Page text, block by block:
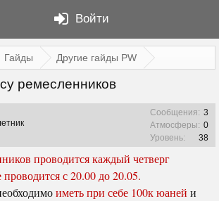
Войти
Гайды Другие гайды PW
ремесленников
Сообщения: 3
Атмосферы: 0
Уровень:
38
проводится каждый четверг
проводится с 20.00 до 20.05.
иметь при себе 100к юаней и